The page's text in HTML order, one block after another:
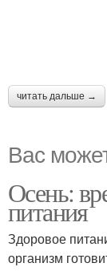
читать дальше →
Вас
Осень:
питания
Здоровое
организм